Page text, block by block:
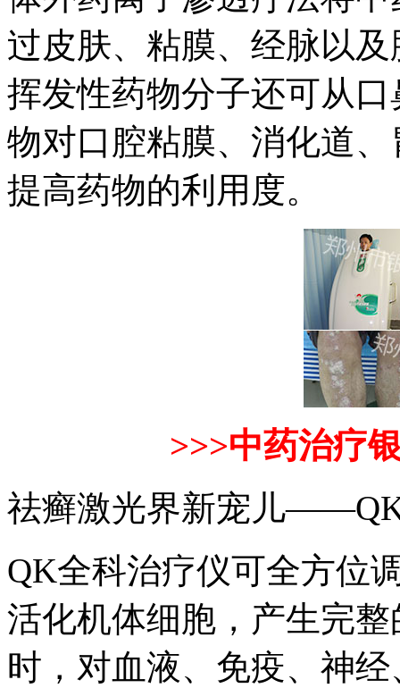
过皮肤、粘膜、经脉以
挥发性药物分子还可从
物对口腔粘膜、消化道
提高药物的利用度。
>>>中药治疗
祛癣激光界新宠儿
QK全科治疗仪可全方位
活化机体细胞，产生完
时，对血液、免疫、神